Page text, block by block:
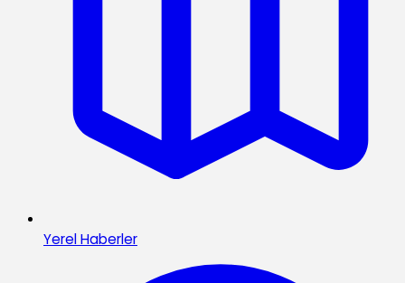
Yerel Haberler